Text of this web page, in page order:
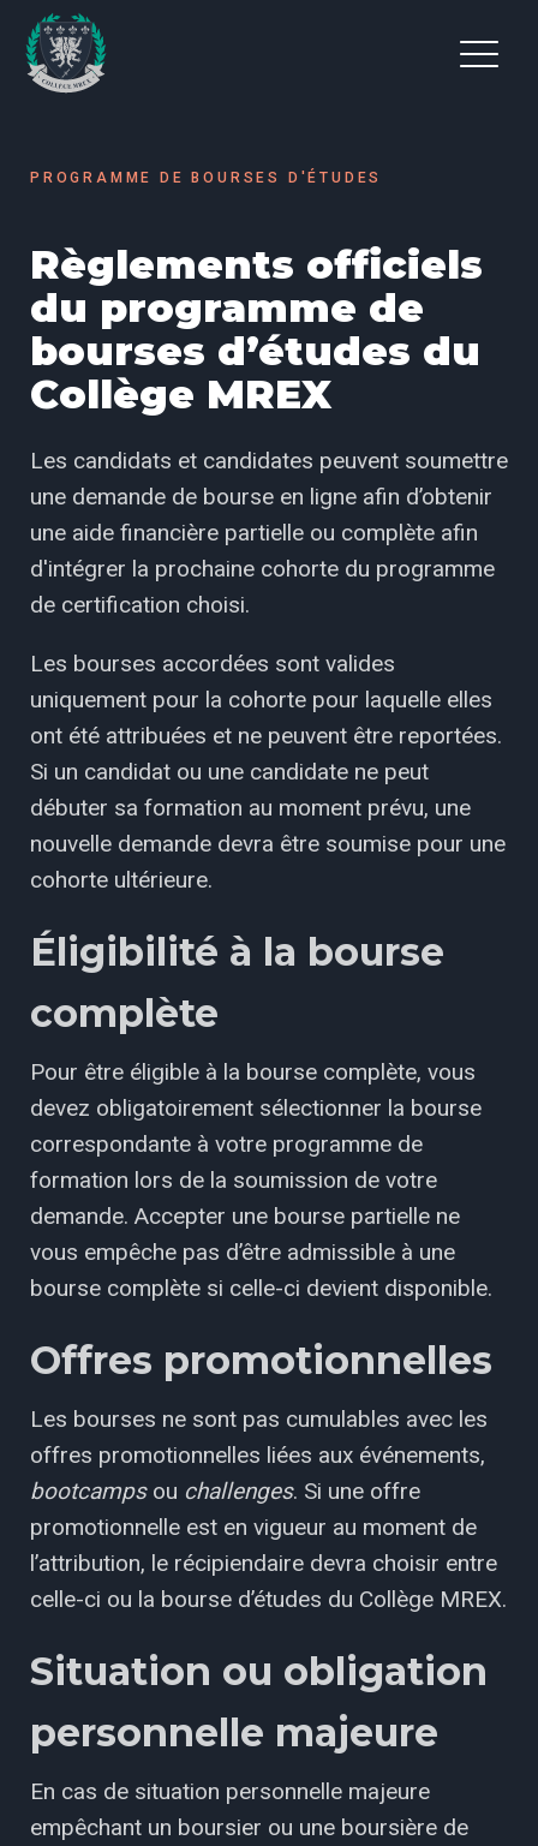
PROGRAMME DE BOURSES D'ÉTUDES
Règlements officiels
du programme de
bourses d’études du
Collège MREX
Les candidats et candidates peuvent soumettre
une demande de bourse en ligne afin d’obtenir
une aide financière partielle ou complète afin
d'intégrer la prochaine cohorte du programme
de certification choisi.
Les bourses accordées sont valides
uniquement pour la cohorte pour laquelle elles
ont été attribuées et ne peuvent être reportées.
Si un candidat ou une candidate ne peut
débuter sa formation au moment prévu, une
nouvelle demande devra être soumise pour une
cohorte ultérieure.
Éligibilité à la bourse
complète
Pour être éligible à la bourse complète, vous
devez obligatoirement sélectionner la bourse
correspondante à votre programme de
formation lors de la soumission de votre
demande. Accepter une bourse partielle ne
vous empêche pas d’être admissible à une
bourse complète si celle-ci devient disponible.
Offres promotionnelles
Les bourses ne sont pas cumulables avec les
offres promotionnelles liées aux événements,
bootcampsou challenges. Si une offre
promotionnelle est en vigueur au moment de
l’attribution, le récipiendaire devra choisir entre
celle-ci ou la bourse d’études du Collège MREX.
Situation ou obligation
personnelle majeure
En cas de situation personnelle majeure
empêchant un boursier ou une boursière de